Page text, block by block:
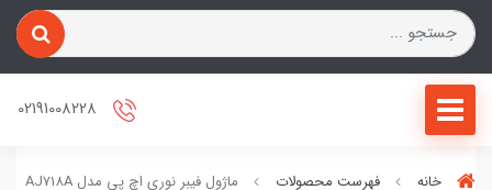
خانه فهرست محصولات ماژول فیبر نوری اچ‌ پی مدل AJ718A